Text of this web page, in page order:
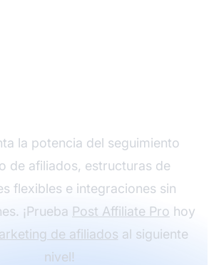
la potencia del seguimiento
de afiliados, estructuras de
flexibles e integraciones sin
¡Prueba Post Affiliate Pro hoy
de afiliados al siguiente
nivel!